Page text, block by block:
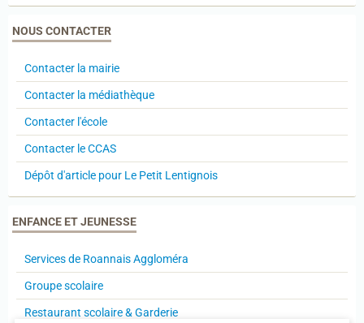
NOUS CONTACTER
Contacter la mairie
Contacter la médiathèque
Contacter l'école
Contacter le CCAS
Dépôt d'article pour Le Petit Lentignois
ENFANCE ET JEUNESSE
Services de Roannais Aggloméra
Groupe scolaire
Restaurant scolaire & Garderie